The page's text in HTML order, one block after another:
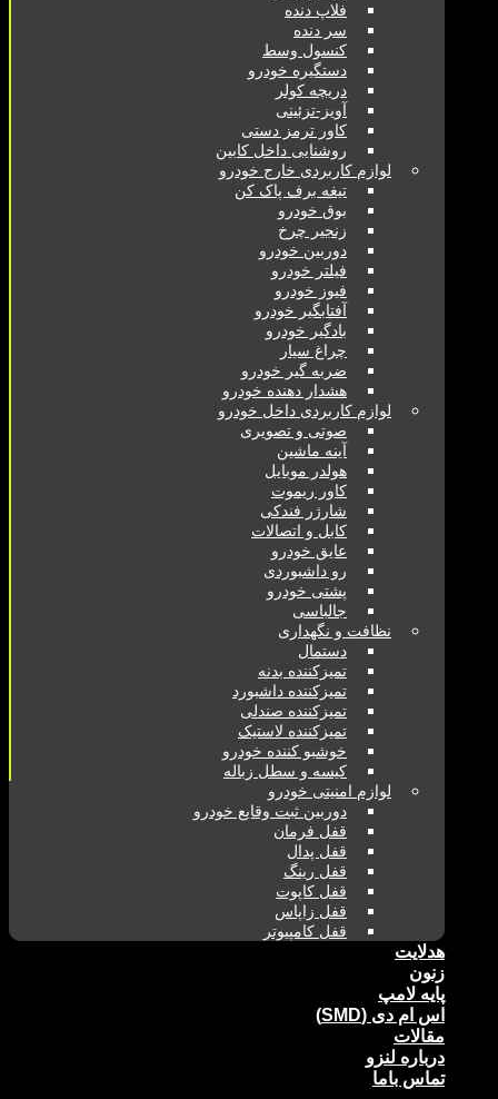
فلاپ دنده
سر دنده
کنسول وسط
دستگیره خودرو
دریچه کولر
آویز-تزئینی
کاور ترمز دستی
روشنایی داخل کابین
لوازم کاربردی خارج خودرو
تیغه برف پاک کن
بوق خودرو
زنجیر چرخ
دوربین خودرو
فیلتر خودرو
فیوز خودرو
آفتابگیر خودرو
بادگیر خودرو
چراغ سیار
ضربه گیر خودرو
هشدار دهنده خودرو
لوازم کاربردی داخل خودرو
صوتی و تصویری
آینه ماشین
هولدر موبایل
کاور ریموت
شارژر فندکی
کابل و اتصالات
عایق خودرو
رو داشبوردی
پشتی خودرو
جالباسی
نظافت و نگهداری
دستمال
تمیزکننده بدنه
تمیزکننده داشبورد
تمیزکننده صندلی
تمیزکننده لاستیک
خوشبو کننده خودرو
کیسه و سطل زباله
لوازم امنیتی خودرو
دوربین ثبت وقایع خودرو
قفل فرمان
قفل پدال
قفل رینگ
قفل کاپوت
قفل زاپاس
قفل کامپیوتر
هدلایت
زنون
پایه لامپ
اس ام دی (SMD)
مقالات
درباره لنزو
تماس باما